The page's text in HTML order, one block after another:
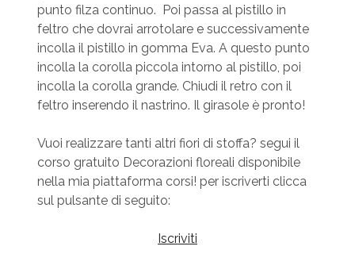
punto filza continuo. Poi passa al pistillo in
feltro che dovrai arrotolare e successivamente
incolla il pistillo in gomma Eva. A questo punto
incolla la corolla piccola intorno al pistillo, poi
incolla la corolla grande. Chiudi il retro con il
feltro inserendo il nastrino. Il girasole è pronto!
Vuoi realizzare tanti altri fiori di stoffa? segui il
corso gratuito Decorazioni floreali disponibile
nella mia piattaforma corsi! per iscriverti clicca
sul pulsante di seguito:
Iscriviti